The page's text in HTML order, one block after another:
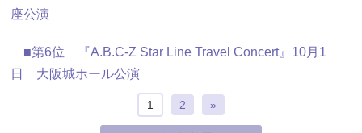
座公演
■第6位 『A.B.C-Z Star Line Travel Concert』10月1
日 大阪城ホール公演
1 2 »